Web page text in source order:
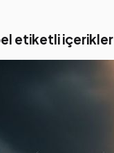
etiketli içerikler